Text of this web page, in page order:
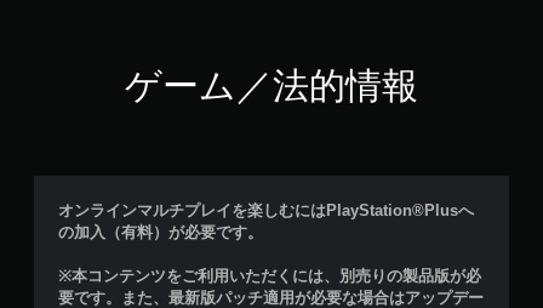
ゲーム／法的情報
オンラインマルチプレイを楽しむにはPlayStation®Plusへ
の加入（有料）が必要です。
※本コンテンツをご利用いただくには、別売りの製品版が必
要です。また、最新版パッチ適用が必要な場合はアップデー